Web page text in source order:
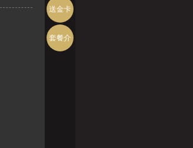
息
送金卡
套餐介